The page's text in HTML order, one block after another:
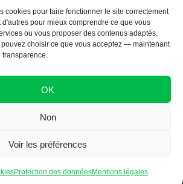
cookies pour faire fonctionner le site correctement
pour mieux comprendre ce que vous
ou vous proposer des contenus adaptés.
pouvez choisir ce que vous acceptez — maintenant
OK
Non
Voir les préférences
Protection des donnéesMentions légales
Protection des données
Conditions générales